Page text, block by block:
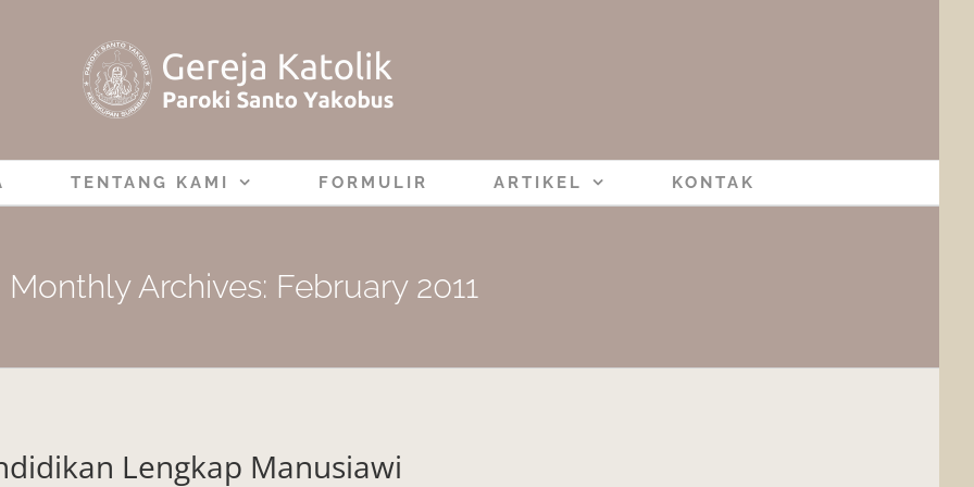
TENTANG KAMI FORMULIR ARTIKEL KONTAK
Monthly Archives: February 2011
Lengkap Manusiawi